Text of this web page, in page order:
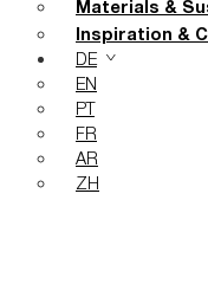
Materials &
Inspiration &
DE
EN
PT
FR
AR
ZH